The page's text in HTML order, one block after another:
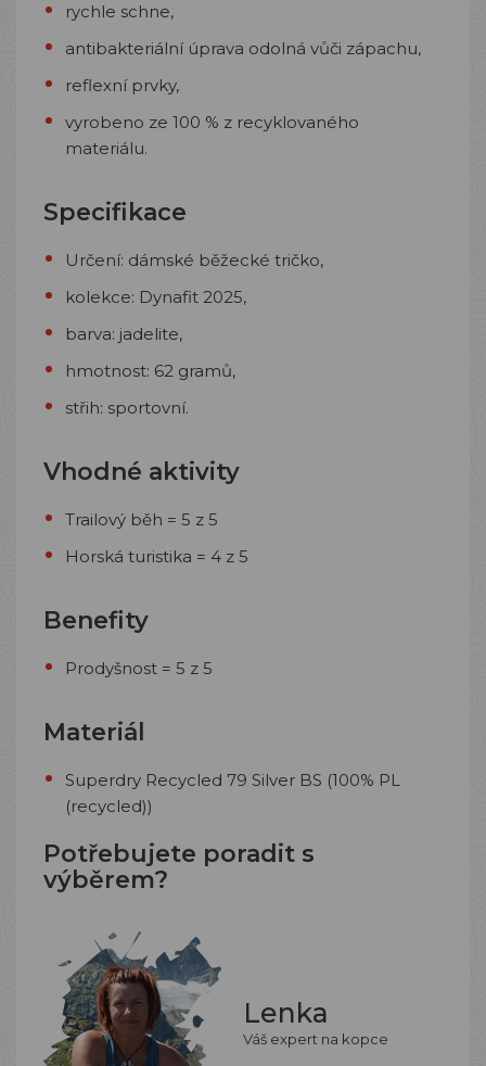
rychle schne,
antibakteriální úprava odolná vůči zápachu,
reflexní prvky,
vyrobeno ze 100 % z recyklovaného
materiálu.
Specifikace
Určení: dámské běžecké tričko,
kolekce: Dynafit 2025,
barva: jadelite,
hmotnost: 62 gramů,
střih: sportovní.
Vhodné aktivity
Trailový běh = 5 z 5
Horská turistika = 4 z 5
Benefity
Prodyšnost = 5 z 5
Materiál
Superdry Recycled 79 Silver BS (100% PL
(recycled))
Potřebujete poradit s
výběrem?
Lenka
Váš expert na kopce